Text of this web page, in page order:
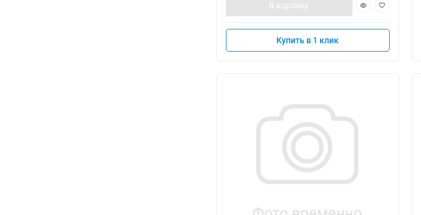
В корзину
Купить в 1 клик